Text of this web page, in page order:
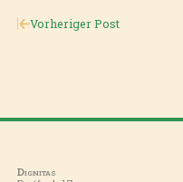
Vorheriger Post
Dignitas